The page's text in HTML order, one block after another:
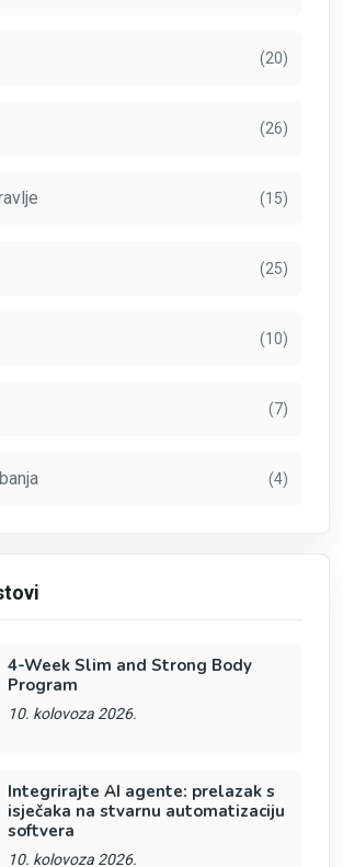
(20)
(26)
(15)
(25)
(10)
(7)
(4)
4-Week Slim and Strong Body
Program
10. kolovoza 2026.
Integrirajte AI agente: prelazak s
isječaka na stvarnu automatizaciju
softvera
10. kolovoza 2026.